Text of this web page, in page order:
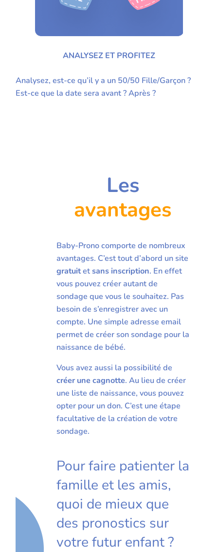
ANALYSEZ ET PROFITEZ
Analysez, est-ce qu’il y a un 50/50 Fille/Garçon ?
Est-ce que la date sera avant ? Après ?
Les
avantages
Baby-Prono comporte de nombreux
avantages. C’est tout d’abord un site
gratuitetsans inscription. En effet
vous pouvez créer autant de
sondage que vous le souhaitez. Pas
besoin de s’enregistrer avec un
compte. Une simple adresse email
permet de créer son sondage pour la
naissance de bébé.
Vous avez aussi la possibilité de
créer une cagnotte. Au lieu de créer
une liste de naissance, vous pouvez
opter pour un don. C’est une étape
facultative de la création de votre
sondage.
Pour faire patienter la
famille et les amis,
quoi de mieux que
des pronostics sur
votre futur enfant ?